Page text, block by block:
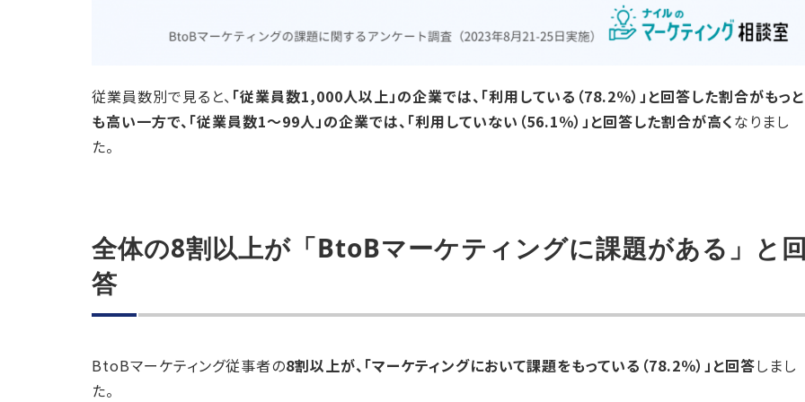
従業員数別で見ると、 「従業員数1,000人以上」の企業では、「利用している（78.2％）」と回答した割合がもっと
も高い一方で、「従業員数1～99人」の企業では、「利用していない（56.1％）」と回答した割合が高くなりまし
た。
全体の8割以上が「BtoBマーケティングに課題がある」と
答
BtoBマーケティング従事者の8割以上が、「マーケティングにおいて課題をもっている（78.2％）」と回答しまし
た。